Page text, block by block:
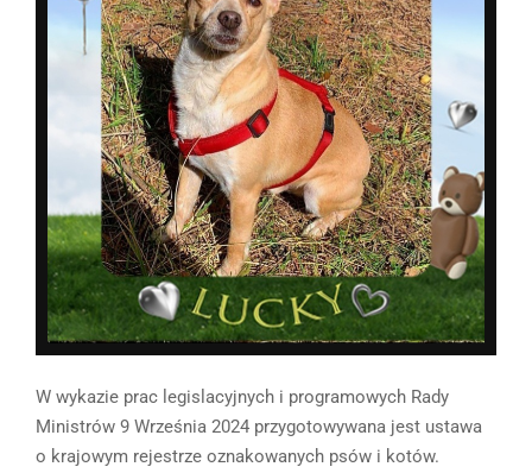
W wykazie prac legislacyjnych i programowych Rady
Ministrów 9 Września 2024 przygotowywana jest ustawa
o krajowym rejestrze oznakowanych psów i kotów.